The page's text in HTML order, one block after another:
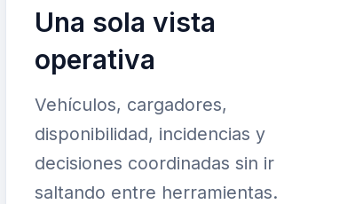
Una sola vista
operativa
Vehículos, cargadores,
disponibilidad, incidencias y
decisiones coordinadas sin ir
saltando entre herramientas.